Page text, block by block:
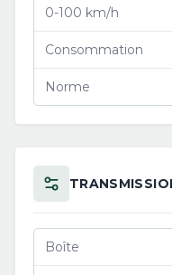
0-100 km/h
Consommation
Norme
Boîte